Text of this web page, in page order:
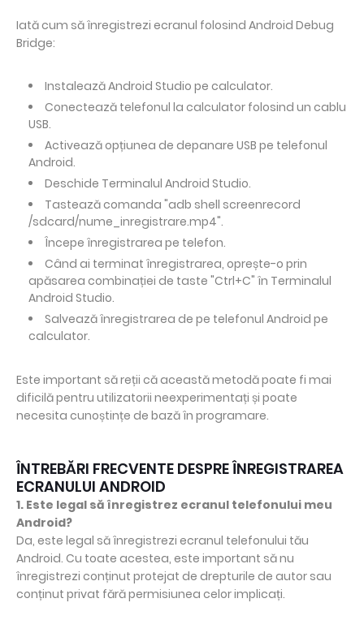
Iată cum să înregistrezi ecranul folosind Android Debug
Bridge:
Instalează Android Studio pe calculator.
Conectează telefonul la calculator folosind un cablu
USB.
Activează opțiunea de depanare USB pe telefonul
Android.
Deschide Terminalul Android Studio.
Tastează comanda "adb shell screenrecord
/sdcard/nume_inregistrare.mp4".
Începe înregistrarea pe telefon.
Când ai terminat înregistrarea, oprește-o prin
apăsarea combinației de taste "Ctrl+C" în Terminalul
Android Studio.
Salvează înregistrarea de pe telefonul Android pe
calculator.
Este important să reții că această metodă poate fi mai
dificilă pentru utilizatorii neexperimentați și poate
necesita cunoștințe de bază în programare.
ÎNTREBĂRI FRECVENTE DESPRE ÎNREGISTRAREA
ECRANULUI ANDROID
1. Este legal să înregistrez ecranul telefonului meu
Android?
Da, este legal să înregistrezi ecranul telefonului tău
Android. Cu toate acestea, este important să nu
înregistrezi conținut protejat de drepturile de autor sau
conținut privat fără permisiunea celor implicați.